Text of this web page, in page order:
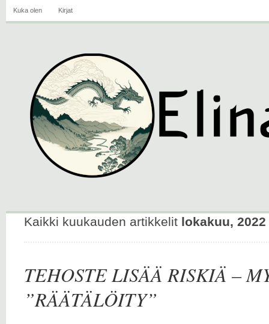
Kuka olen Kirjat
Kaikki kuukauden artikkelit lokakuu, 2022
TEHOSTE LISÄÄ RISKIÄ –
”RÄÄTÄLÖITY”